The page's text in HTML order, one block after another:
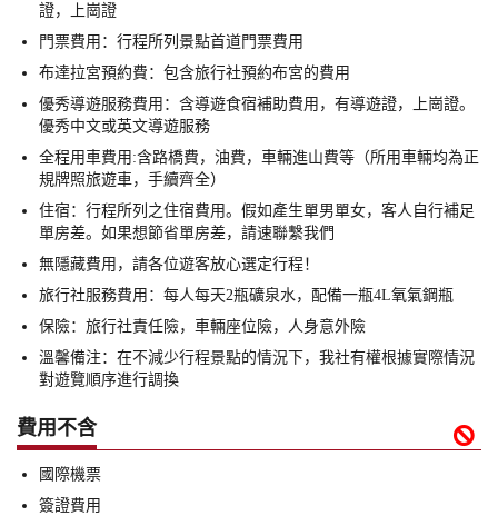
證，上崗證
門票費用：行程所列景點首道門票費用
布達拉宮預約費：包含旅行社預約布宮的費用
優秀導遊服務費用：含導遊食宿補助費用，有導遊證，上崗證。
優秀中文或英文導遊服務
全程用車費用:含路橋費，油費，車輛進山費等（所用車輛均為正
規牌照旅遊車，手續齊全）
住宿：行程所列之住宿費用。假如產生單男單女，客人自行補足
單房差。如果想節省單房差，請速聯繫我們
無隱藏費用，請各位遊客放心選定行程！
旅行社服務費用：每人每天2瓶礦泉水，配備一瓶4L氧氣鋼瓶
保險：旅行社責任險，車輛座位險，人身意外險
溫馨備注：在不減少行程景點的情況下，我社有權根據實際情況
對遊覽順序進行調換
費用不含 
國際機票
簽證費用